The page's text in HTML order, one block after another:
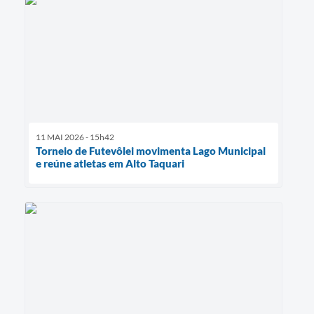
11 MAI 2026 - 15h42
Torneio de Futevôlei movimenta Lago Municipal
e reúne atletas em Alto Taquari